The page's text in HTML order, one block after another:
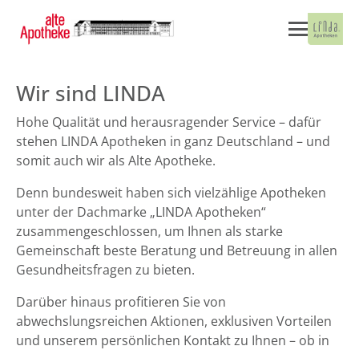
Wir sind LINDA
Hohe Qualität und herausragender Service – dafür
stehen LINDA Apotheken in ganz Deutschland – und
somit auch wir als Alte Apotheke.
Denn bundesweit haben sich vielzählige Apotheken
unter der Dachmarke „LINDA Apotheken“
zusammengeschlossen, um Ihnen als starke
Gemeinschaft beste Beratung und Betreuung in allen
Gesundheitsfragen zu bieten.
Darüber hinaus profitieren Sie von
abwechslungsreichen Aktionen, exklusiven Vorteilen
und unserem persönlichen Kontakt zu Ihnen – ob in